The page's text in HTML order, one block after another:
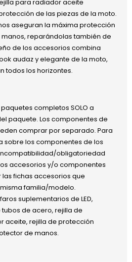
para radiador aceite
de las piezas de la moto.
aseguran la máxima protección
reparándolas también de
de los accesorios combina
audaz y elegante de la moto,
todos los horizontes.
completos SOLO a
paquete. Los componentes de
comprar por separado. Para
sobre los componentes de los
obligatoriedad
accesorios y/o componentes
fichas accesorios que
familia/modelo.
suplementarios de LED,
de acero, rejilla de
aceite, rejilla de protección
de manos.